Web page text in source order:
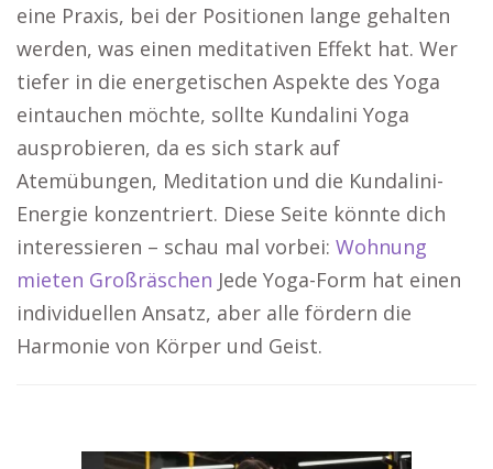
eine Praxis, bei der Positionen lange gehalten
werden, was einen meditativen Effekt hat. Wer
tiefer in die energetischen Aspekte des Yoga
eintauchen möchte, sollte Kundalini Yoga
ausprobieren, da es sich stark auf
Atemübungen, Meditation und die Kundalini-
Energie konzentriert. Diese Seite könnte dich
interessieren – schau mal vorbei: Wohnung
mieten Großräschen Jede Yoga-Form hat einen
individuellen Ansatz, aber alle fördern die
Harmonie von Körper und Geist.